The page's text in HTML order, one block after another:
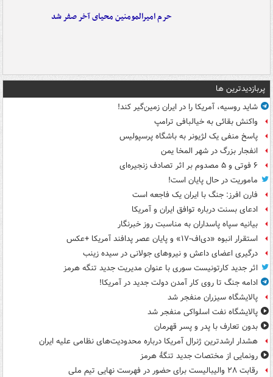
حرم امیرالمومنین محیای آخر صفر شد
پربازدیدترین ها
شاید روسیه، آمریکا را در ایران زمین‌گیر کند!
واکنش بقائی به خیالبافی ترامپ
پاسخ منفی یک لژیونر به باشگاه پرسپولیس
انفجار بزرگ در شهر المخا یمن
۶ فوتی و ۵ مصدوم بر اثر تصادف زنجیره‌ای
ماموریت در حال پایان است!
فارن افرز: جنگ با ایران یک فاجعه است
ادعای بسنت درباره توافق ایران و آمریکا
بیانیه سپاه پاسداران به مناسبت روز خبرنگار
استقرار انبوه «دی‌اف‑۱۷» و پایان عصر پدافند آمریکا +عکس
درگیری اعضای داعش و نیروهای جولانی در سیده زینب
اثر جدید کارتونیست سوری با عنوان مدیریت جدید تنگه هرمز
ادامه جنگ تا روی کار آمدن دولت جدید در آمریکا!
پالایشگاه سیزران منفجر شد
پالایشگاه نفت اسلواکی منفجر شد
بدون تعارف با پدر و پسر قهرمان
هشدار ارشدترین ژنرال آمریکا درباره محدودیت‌های نظامی علیه ایران
رونمایی از مختصات جدید تنگۀ هرمز
رقابت ۲۸ والیبالیست برای حضور در فهرست نهایی تیم ملی